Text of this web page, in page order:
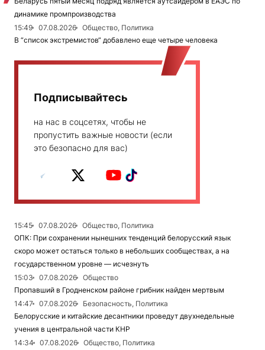
динамике промпроизводства
15:49
07.08.2026
Общество, Политика
В “список экстремистов“ добавлено еще четыре человека
Подписывайтесь
на нас в соцсетях, чтобы не
пропустить важные новости (если
это безопасно для вас)
15:45 07.08.2026
Общество, Политика
ОПК: При сохранении нынешних тенденций белорусский язык
скоро может остаться только в небольших сообществах, а на
государственном уровне — исчезнуть
15:03
07.08.2026
Общество
Пропавший в Гродненском районе грибник найден мертвым
14:47
07.08.2026
Безопасность, Политика
Белорусские и китайские десантники проведут двухнедельные
учения в центральной части КНР
14:34
07.08.2026
Общество, Политика